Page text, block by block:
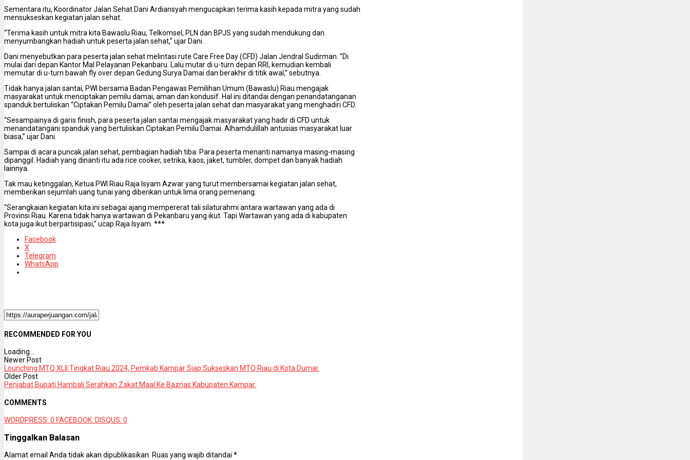
Sementara itu, Koordinator Jalan Sehat Dani Ardiansyah mengucapkan terima kasih kepada mitra yang sudah
mensukseskan kegiatan jalan sehat.
“Terima kasih untuk mitra kita Bawaslu Riau, Telkomsel, PLN dan BPJS yang sudah mendukung dan
menyumbangkan hadiah untuk peserta jalan sehat,” ujar Dani.
Dani menyebutkan para peserta jalan sehat melintasi rute Care Free Day (CFD) Jalan Jendral Sudirman. “Di
mulai dari depan Kantor Mal Pelayanan Pekanbaru. Lalu mutar di u-turn depan RRI, kemudian kembali
memutar di u-turn bawah fly over depan Gedung Surya Damai dan berakhir di titik awal,” sebutnya.
Tidak hanya jalan santai, PWI bersama Badan Pengawas Pemilihan Umum (Bawaslu) Riau mengajak
masyarakat untuk menciptakan pemilu damai, aman dan kondusif. Hal ini ditandai dengan penandatanganan
spanduk bertuliskan “Ciptakan Pemilu Damai” oleh peserta jalan sehat dan masyarakat yang menghadiri CFD.
“Sesampainya di garis finish, para peserta jalan santai mengajak masyarakat yang hadir di CFD untuk
menandatangani spanduk yang bertuliskan Ciptakan Pemilu Damai. Alhamdulillah antusias masyarakat luar
biasa,” ujar Dani.
Sampai di acara puncak jalan sehat, pembagian hadiah tiba. Para peserta menanti namanya masing-masing
dipanggil. Hadiah yang dinanti itu ada rice cooker, setrika, kaos, jaket, tumbler, dompet dan banyak hadiah
lainnya.
Tak mau ketinggalan, Ketua PWI Riau Raja Isyam Azwar yang turut membersamai kegiatan jalan sehat,
memberikan sejumlah uang tunai yang diberikan untuk lima orang pemenang.
“Serangkaian kegiatan kita ini sebagai ajang mempererat tali silaturahmi antara wartawan yang ada di
Provinsi Riau. Karena tidak hanya wartawan di Pekanbaru yang ikut. Tapi Wartawan yang ada di kabupaten
kota juga ikut berpartisipasi,” ucap Raja Isyam. ***
Facebook
X
Telegram
WhatsApp
RECOMMENDED FOR YOU
Loading...
Newer Post
Lounching MTQ XLII Tingkat Riau 2024, Pemkab Kampar Siap Sukseskan MTQ Riau di Kota Dumai.
Older Post
Penjabat Bupati Hambali Serahkan Zakat Maal Ke Baznas Kabupaten Kampar.
COMMENTS
WORDPRESS: 0 FACEBOOK: DISQUS: 0
Tinggalkan Balasan
Alamat email Anda tidak akan dipublikasikan. Ruas yang wajib ditandai *